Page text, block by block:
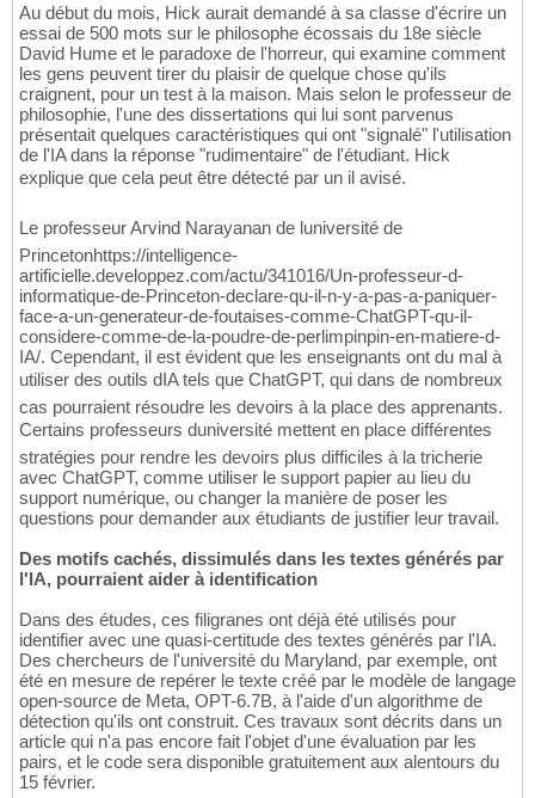
Au début du mois, Hick aurait demandé à sa classe d'écrire un
essai de 500 mots sur le philosophe écossais du 18e siècle
David Hume et le paradoxe de l'horreur, qui examine comment
les gens peuvent tirer du plaisir de quelque chose qu'ils
craignent, pour un test à la maison. Mais selon le professeur de
philosophie, l'une des dissertations qui lui sont parvenus
présentait quelques caractéristiques qui ont "signalé" l'utilisation
de l'IA dans la réponse "rudimentaire" de l'étudiant. Hick
explique que cela peut être détecté par un il avisé.
Le professeur Arvind Narayanan de luniversité de
Princetonhttps://intelligence-
artificielle.developpez.com/actu/341016/Un-professeur-d-
informatique-de-Princeton-declare-qu-il-n-y-a-pas-a-paniquer-
face-a-un-generateur-de-foutaises-comme-ChatGPT-qu-il-
considere-comme-de-la-poudre-de-perlimpinpin-en-matiere-d-
IA/. Cependant, il est évident que les enseignants ont du mal à
utiliser des outils dIA tels que ChatGPT, qui dans de nombreux
cas pourraient résoudre les devoirs à la place des apprenants.
Certains professeurs duniversité mettent en place différentes
stratégies pour rendre les devoirs plus difficiles à la tricherie
avec ChatGPT, comme utiliser le support papier au lieu du
support numérique, ou changer la manière de poser les
questions pour demander aux étudiants de justifier leur travail.
Des motifs cachés, dissimulés dans les textes générés par
l'IA, pourraient aider à identification
Dans des études, ces filigranes ont déjà été utilisés pour
identifier avec une quasi-certitude des textes générés par l'IA.
Des chercheurs de l'université du Maryland, par exemple, ont
été en mesure de repérer le texte créé par le modèle de langage
open-source de Meta, OPT-6.7B, à l'aide d'un algorithme de
détection qu'ils ont construit. Ces travaux sont décrits dans un
article qui n'a pas encore fait l'objet d'une évaluation par les
pairs, et le code sera disponible gratuitement aux alentours du
15 février.